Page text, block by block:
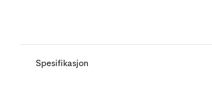
Spesifikasjon